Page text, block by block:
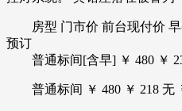
房型 门市价 前台现付价 早
预订
普通标间[含早] ￥ 480 ￥
普通标间 ￥ 480 ￥ 218 无